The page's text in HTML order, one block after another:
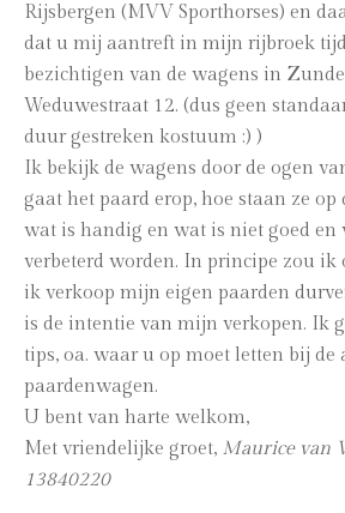
Rijsbergen (MVV Sporthorses) en
dat u mij aantreft in mijn rijbroek
bezichtigen van de wagens in
Weduwestraat 12. (dus geen
duur gestreken kostuum :) )
Ik bekijk de wagens door de ogen
gaat het paard erop, hoe staan ze op
wat is handig en wat is niet goed en
verbeterd worden. In principe zou ik
ik verkoop mijn eigen paarden
is de intentie van mijn verkopen. Ik
tips, oa. waar u op moet letten bij de
paardenwagen.
U bent van harte welkom,
Met vriendelijke groet, Maurice van
13840220